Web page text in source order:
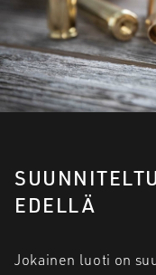
EDELLÄ
Jokainen luoti on